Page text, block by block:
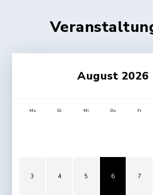
August 2026
Mo Di Mi Do Fr
3 4 5 6 7